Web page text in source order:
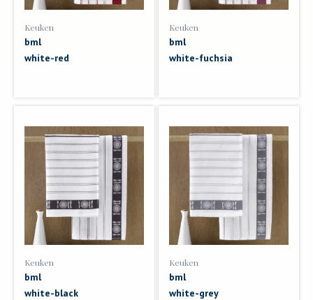
Keuken
bml
white-red
Keuken
bml
white-fuchsia
Keuken
bml
white-black
Keuken
bml
white-grey